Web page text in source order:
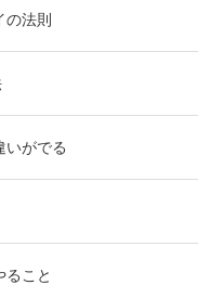
法則
いがでる
ること